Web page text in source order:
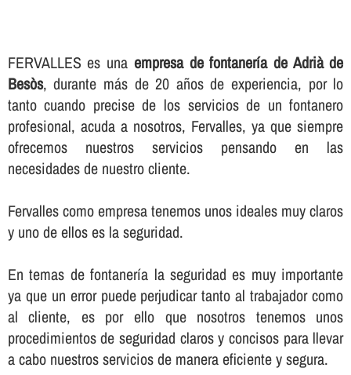
FERVALLES es una empresa de fontanerí­a de Adrià de
Besòs, durante más de 20 años de experiencia, por lo
tanto cuando precise de los servicios de un fontanero
profesional, acuda a nosotros, Fervalles, ya que siempre
ofrecemos nuestros servicios pensando en las
necesidades de nuestro cliente.
Fervalles como empresa tenemos unos ideales muy claros
y uno de ellos es la seguridad.
En temas de fontanerí­a la seguridad es muy importante
ya que un error puede perjudicar tanto al trabajador como
al cliente, es por ello que nosotros tenemos unos
procedimientos de seguridad claros y concisos para llevar
a cabo nuestros servicios de manera eficiente y segura.